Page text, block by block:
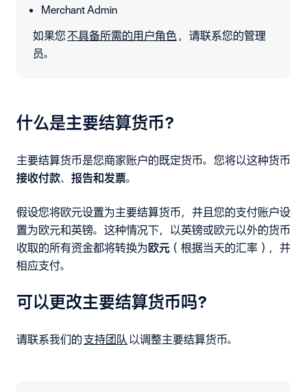
Merchant Admin
如果您不具备所需的用户角色 ，请联系您的管理
员。
什么是主要结算货币？
主要结算货币是您商家账户的既定货币。您将以这种货币
接收付款、报告和发票。
假设您将欧元设置为主要结算货币，并且您的支付账户设
置为欧元和英镑。这种情况下，以英镑或欧元以外的货币
收取的所有资金都将转换为欧元 （根据当天的汇率），并
相应支付。
可以更改主要结算货币吗？
请联系我们的 支持团队 以调整主要结算货币。